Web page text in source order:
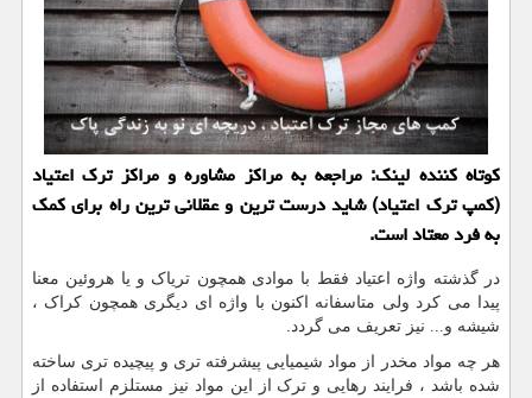
كوتاه كننده لینك: مراجعه به مراكز مشاوره و مراكز ترك اعتیاد
(كمپ ترك اعتیاد) شاید درست ترین و عقلانی ترین راه برای كمك
به فرد معتاد است.
در گذشته واژه اعتیاد فقط با موادی همچون تریاک و یا هروئین معنا
پیدا می کرد ولی متاسفانه اکنون با واژه ای دیگری همچون کراک ،
شیشه و... نیز تعریف می گردد.
هر چه مواد مخدر از مواد شیمیایی پیشرفته تری و پیچیده تری ساخته
شده باشد ، فرایند رهایی و ترک از این مواد نیز مستلزم استفاده از